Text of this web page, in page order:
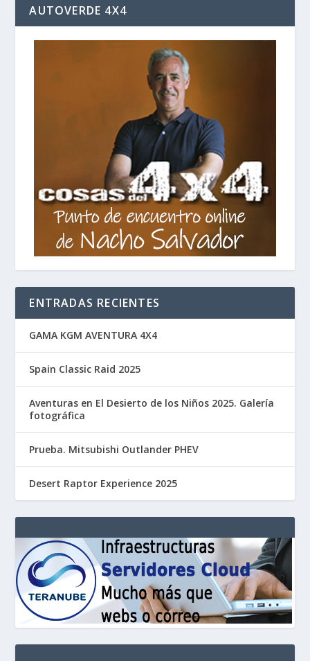
AUTOVERDE 4X4
ENTRADAS RECIENTES
GAMA KGM AVENTURA 4X4
Spain Classic Raid 2025
Aventuras en El Desierto de los Niños 2025. Galería
fotográfica
Prueba. Mitsubishi Outlander PHEV
Desert Raptor Experience 2025